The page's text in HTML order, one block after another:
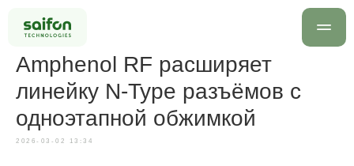
Amphenol RF расширяет
линейку N-Type разъёмов с
одноэтапной обжимкой
2026-03-02 13:34